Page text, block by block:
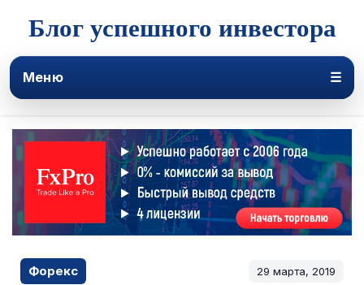
Блог успешного инвестора
Меню ☰
Форекс 29 марта, 2019